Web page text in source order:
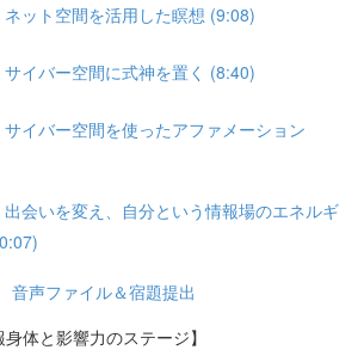
ット空間を活用した瞑想 (9:08)
イバー空間に式神を置く (8:40)
イバー空間を使ったアファメーション
会いを変え、自分という情報場のエネルギ
声ファイル＆宿題提出
体と影響力のステージ】